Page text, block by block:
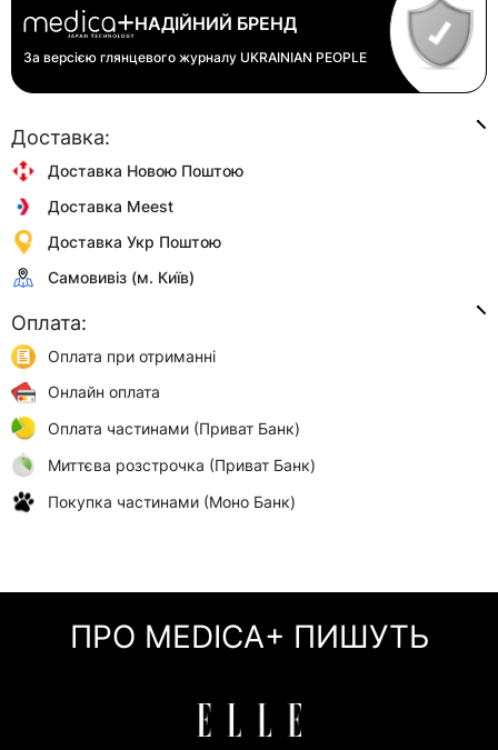
НАДІЙНИЙ БРЕНД
За версією глянцевого журналу UKRAINIAN PEOPLE
Доставка:
Доставка Новою Поштою
Доставка Meest
Доставка Укр Поштою
Самовивіз (м. Київ)
Оплата:
Оплата при отриманні
Онлайн оплата
Оплата частинами (Приват Банк)
Миттєва розстрочка (Приват Банк)
Покупка частинами (Моно Банк)
ПРО MEDICA+ ПИШУТЬ